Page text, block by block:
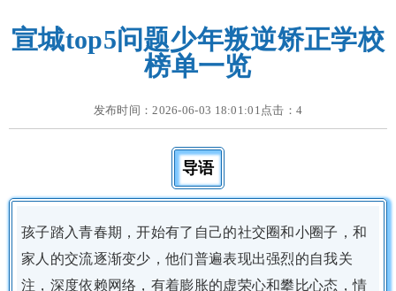
宣城top5问题少年叛逆矫正学校
榜单一览
发布时间：2026-06-03 18:01:01点击： 4
导语
孩子踏入青春期，开始有了自己的社交圈和小圈子，和
家人的交流逐渐变少，他们普遍表现出强烈的自我关
注，深度依赖网络，有着膨胀的虚荣心和攀比心态，情